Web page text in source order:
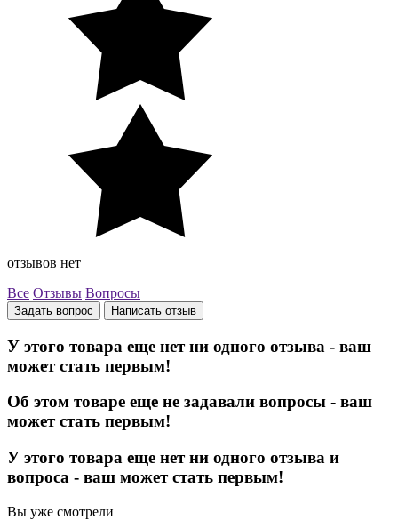
отзывов нет
Все Отзывы Вопросы
Задать вопрос Написать отзыв
У этого товара еще нет ни одного отзыва - ваш
может стать первым!
Об этом товаре еще не задавали вопросы - ваш
может стать первым!
У этого товара еще нет ни одного отзыва и
вопроса - ваш может стать первым!
Вы уже смотрели